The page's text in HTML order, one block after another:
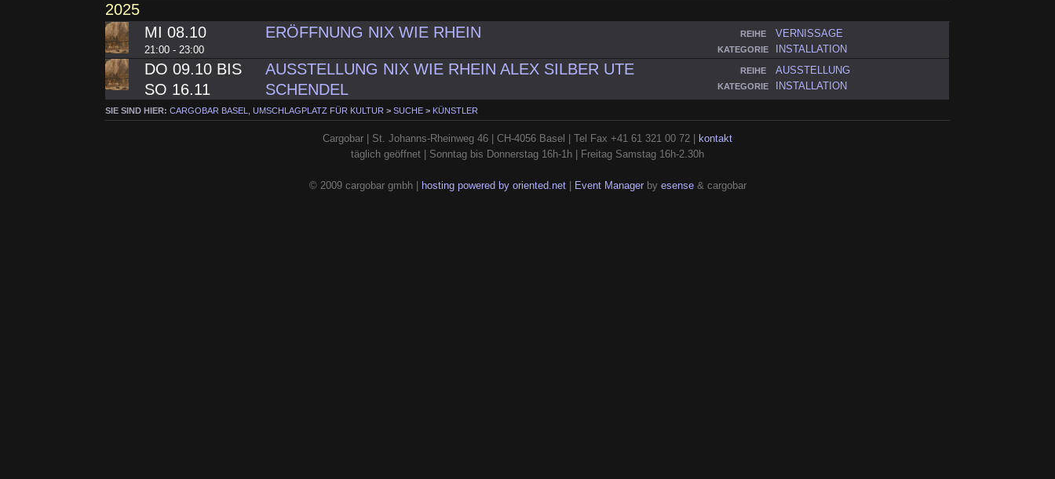
2025
MI 08.10
21:00 - 23:00
ERÖFFNUNG NIX WIE RHEIN REIHE VERNISSAGE
KATEGORIE INSTALLATION
DO 09.10 BIS
SO 16.11
AUSSTELLUNG NIX WIE RHEIN ALEX SILBER UTE
SCHENDEL
REIHE AUSSTELLUNG
KATEGORIE INSTALLATION
SIE SIND HIER:CARGOBAR BASEL, UMSCHLAGPLATZ FÜR KULTUR >SUCHE > KÜNSTLER
Cargobar | St. Johanns-Rheinweg 46 | CH-4056 Basel | Tel Fax +41 61 321 00 72 |
kontakt
täglich geöffnet | Sonntag bis Donnerstag 16h-1h | Freitag Samstag 16h-2.30h
© 2009 cargobar gmbh | hosting powered by oriented.net| Event Managerby esense& cargobar